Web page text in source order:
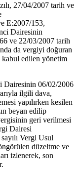
27/04/2007 tarih ve
E:2007/153,
Dairesinin
ve 22/03/2007 tarih
da vergiyi doğuran
kabul edilen yönetim
Dairesinin 06/02/2006
ilgili dava,
yapılırken kesilen
beyan edilip
geri verilmesi
Dairesi
Vergi Usul
düzeltme ve
izlenerek, son